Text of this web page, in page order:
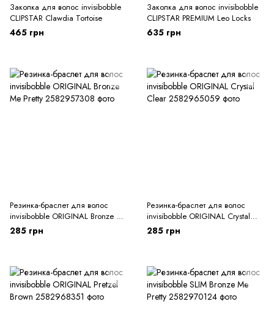
Заколка для волос invisibobble
CLIPSTAR Clawdia Tortoise
465 грн
Заколка для волос invisibobble
CLIPSTAR PREMIUM Leo Locks
635 грн
Резинка-браслет для волос
invisibobble ORIGINAL Bronze Me
Pretty
285 грн
Резинка-браслет для волос
invisibobble ORIGINAL Crystal
Clear
285 грн